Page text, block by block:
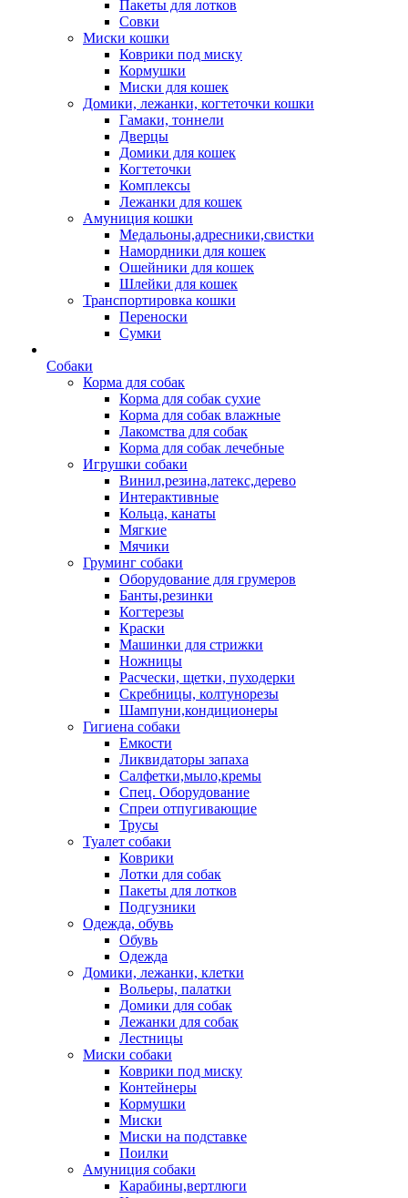
Пакеты для лотков
Совки
Миски кошки
Коврики под миску
Кормушки
Миски для кошек
Домики, лежанки, когтеточки кошки
Гамаки, тоннели
Дверцы
Домики для кошек
Когтеточки
Комплексы
Лежанки для кошек
Амуниция кошки
Медальоны,адресники,свистки
Намордники для кошек
Ошейники для кошек
Шлейки для кошек
Транспортировка кошки
Переноски
Сумки
Собаки
Корма для собак
Корма для собак сухие
Корма для собак влажные
Лакомства для собак
Корма для собак лечебные
Игрушки собаки
Винил,резина,латекс,дерево
Интерактивные
Кольца, канаты
Мягкие
Мячики
Груминг собаки
Оборудование для грумеров
Банты,резинки
Когтерезы
Краски
Машинки для стрижки
Ножницы
Расчески, щетки, пуходерки
Скребницы, колтунорезы
Шампуни,кондиционеры
Гигиена собаки
Емкости
Ликвидаторы запаха
Салфетки,мыло,кремы
Спец. Оборудование
Спреи отпугивающие
Трусы
Туалет собаки
Коврики
Лотки для собак
Пакеты для лотков
Подгузники
Одежда, обувь
Обувь
Одежда
Домики, лежанки, клетки
Вольеры, палатки
Домики для собак
Лежанки для собак
Лестницы
Миски собаки
Коврики под миску
Контейнеры
Кормушки
Миски
Миски на подставке
Поилки
Амуниция собаки
Карабины,вертлюги